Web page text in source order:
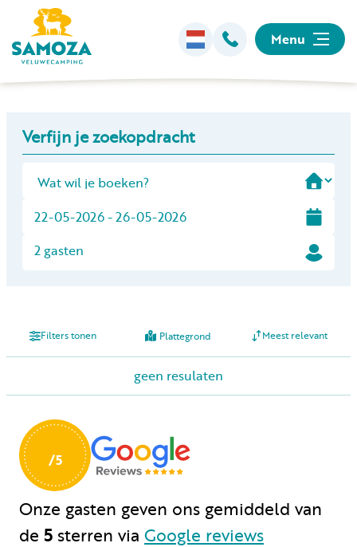
Menu
Faciliteiten
Animatie
Omgeving
Kamperen
Particulier huren
Verfijn je zoekopdracht
2 gasten
+
−
geen resulaten
Filters tonen Plattegrond Meest relevant
Onze gasten geven ons gemiddeld van
de 5 sterren via Google reviews